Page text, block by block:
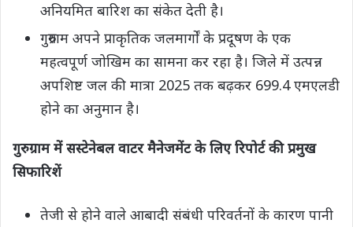
अनियमित बारिश का संकेत देती है।
गुरुग्राम अपने प्राकृतिक जलमार्गों के प्रदूषण के एक
महत्वपूर्ण जोखिम का सामना कर रहा है। जिले में उत्पन्न
अपशिष्ट जल की मात्रा 2025 तक बढ़कर 699.4 एमएलडी
होने का अनुमान है।
गुरुग्राम में सस्टेनेबल वाटर मैनेजमेंट के लिए रिपोर्ट की प्रमुख
सिफारिशें
तेजी से होने वाले आबादी संबंधी परिवर्तनों के कारण पानी